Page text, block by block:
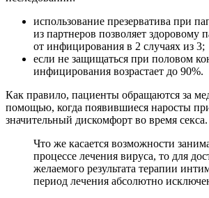
использование презерватива при
из партнеров позволяет здоровому
от инфицирования в 2 случаях из 3;
если не защищаться при половом
инфицирования возрастает до 90%.
Как правило, пациенты обращаются за
помощью, когда появившиеся наросты
значительный дискомфорт во время секса.
Что же касается возможности
процессе лечения вируса, то для
желаемого результата терапии
период лечения абсолютно